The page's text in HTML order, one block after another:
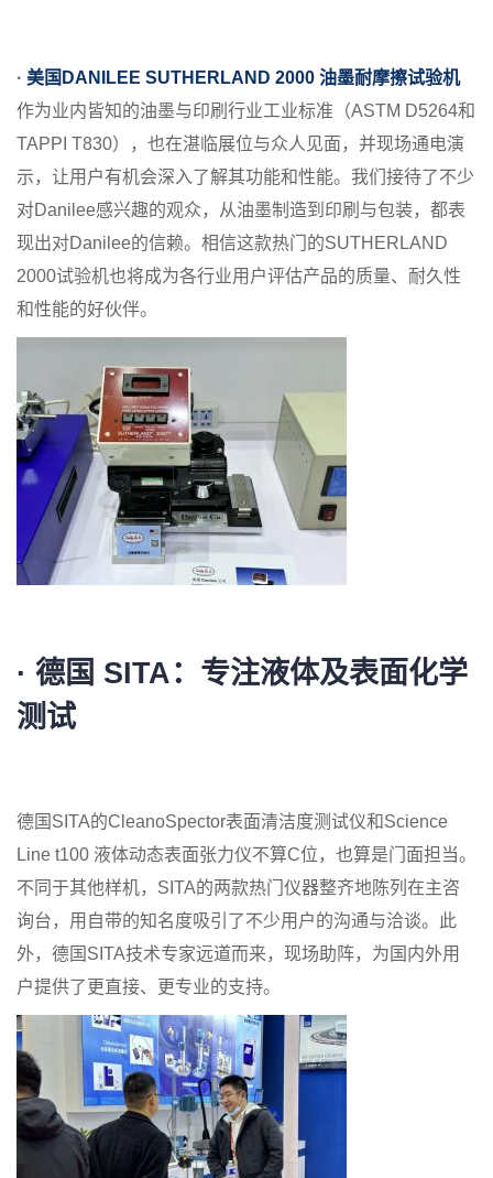
· 美国DANILEE SUTHERLAND 2000 油墨耐摩擦试验机
作为业内皆知的油墨与印刷行业工业标准（ASTM D5264和
TAPPI T830），也在湛临展位与众人见面，并现场通电演
示，让用户有机会深入了解其功能和性能。我们接待了不少
对Danilee感兴趣的观众，从油墨制造到印刷与包装，都表
现出对Danilee的信赖。相信这款热门的SUTHERLAND
2000试验机也将成为各行业用户评估产品的质量、耐久性
和性能的好伙伴。
· 德国 SITA：专注液体及表面化学
测试
德国SITA的CleanoSpector表面清洁度测试仪和Science
Line t100 液体动态表面张力仪不算C位，也算是门面担当。
不同于其他样机，SITA的两款热门仪器整齐地陈列在主咨
询台，用自带的知名度吸引了不少用户的沟通与洽谈。此
外，德国SITA技术专家远道而来，现场助阵，为国内外用
户提供了更直接、更专业的支持。